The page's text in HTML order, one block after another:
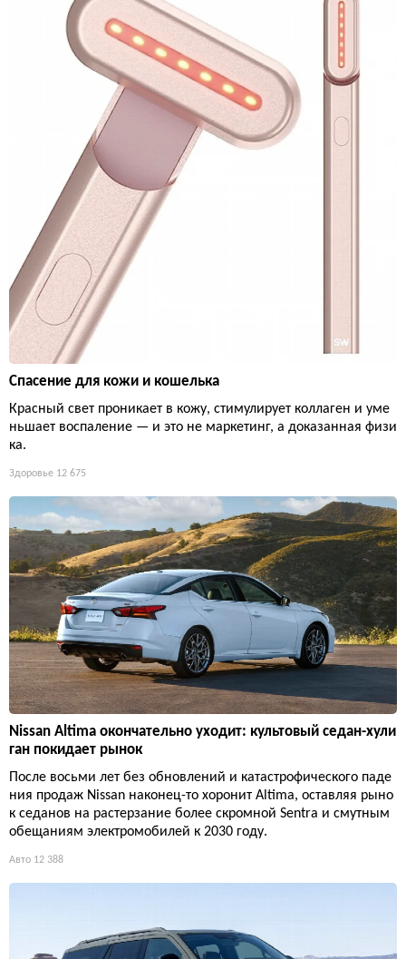
Спасение для кожи и кошелька
Красный свет проникает в кожу, стимулирует коллаген и уме
ньшает воспаление — и это не маркетинг, а доказанная физи
ка.
Здоровье 12 675
Nissan Altima окончательно уходит: культовый седан-хули
ган покидает рынок
После восьми лет без обновлений и катастрофического паде
ния продаж Nissan наконец-то хоронит Altima, оставляя рыно
к седанов на растерзание более скромной Sentra и смутным
обещаниям электромобилей к 2030 году.
Авто 12 388